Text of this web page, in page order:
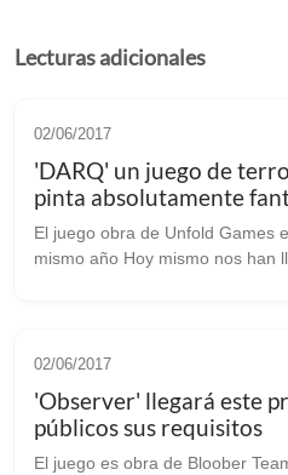
Lecturas adicionales
02/06/2017
'DARQ' un juego de
pinta absolutamente
Linux
El juego obra de Unfold Games
mismo año Hoy mismo nos han llegado noticias del estudio
02/06/2017
'Observer' llegará este
públicos sus requisitos
El juego es obra de Bloober